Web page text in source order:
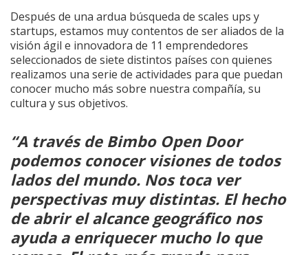
Después de una ardua búsqueda de scales ups y
startups, estamos muy contentos de ser aliados de la
visión ágil e innovadora de 11 emprendedores
seleccionados de siete distintos países con quienes
realizamos una serie de actividades para que puedan
conocer mucho más sobre nuestra compañía, su
cultura y sus objetivos.
“A través de Bimbo Open Door
podemos conocer visiones de todos
lados del mundo. Nos toca ver
perspectivas muy distintas. El hecho
de abrir el alcance geográfico nos
ayuda a enriquecer mucho lo que